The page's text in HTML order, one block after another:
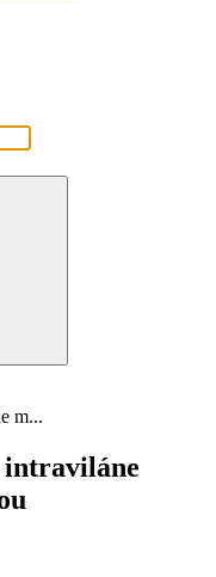
m...
intraviláne